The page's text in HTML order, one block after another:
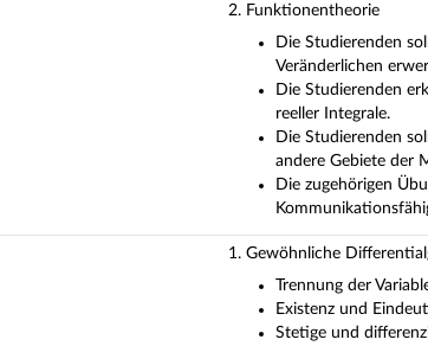
2. Funktionentheorie
Die Studierenden
Veränderlichen
Die Studierenden
reeller Integrale.
Die Studierenden
andere Gebiete der
Die zugehörigen
1. Gewöhnliche
Trennung der
Existenz und
Stetige und